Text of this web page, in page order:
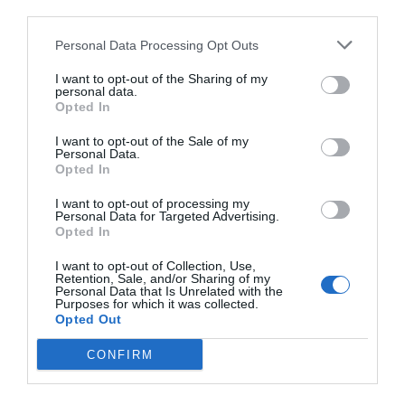
Personal Data Processing Opt Outs
I want to opt-out of the Sharing of my
personal data.
Opted In
I want to opt-out of the Sale of my
Personal Data.
Opted In
I want to opt-out of processing my
Personal Data for Targeted Advertising.
Opted In
I want to opt-out of Collection, Use,
Retention, Sale, and/or Sharing of my
Personal Data that Is Unrelated with the
Purposes for which it was collected.
Opted Out
CONFIRM
También es profesora de la Universitat Oberta de
Catalunya y, con anterioridad, trabajó para
cajas de Terrassa y Manresa. Es ingeniera
industrial por la UPC, licenciada en derecho por la
UOC y doctora en management por el IESE.
candidatura transversal y ha optado por
mantener el mismo nombre que hace cuatro
años. Respecto a la candidatura de Eines de País
que se impuso en los comicios de la Cambra de
Barcelona de 2019, todavía no han hecho públicos
sus miembros y no han precisado el nombre con
el que se presentarán esta vez.